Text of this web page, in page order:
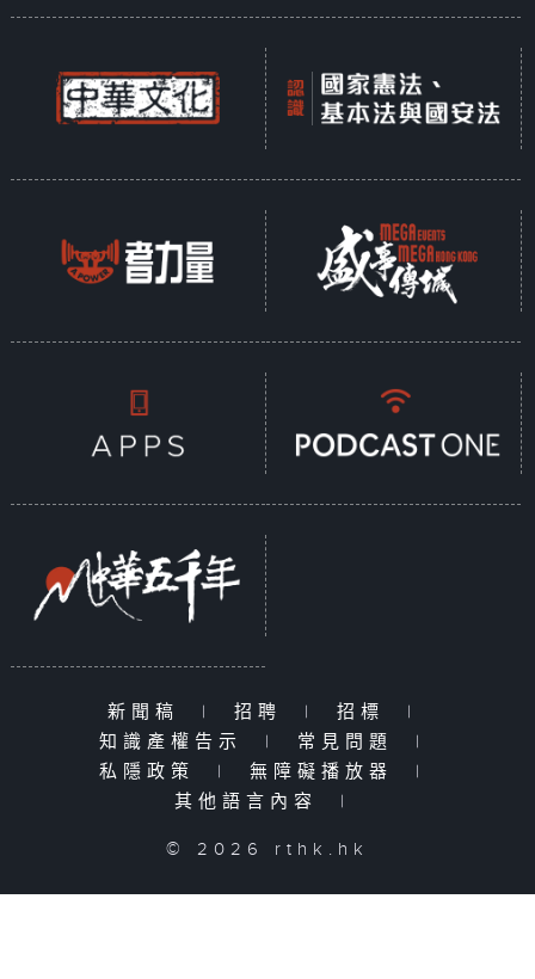
新聞稿 | 招聘 | 招標
|
知識產權告示
| 常見問題
|
私隱政策
| 無障礙播放器
|
其他語言內容
|
© 2026 rthk.hk